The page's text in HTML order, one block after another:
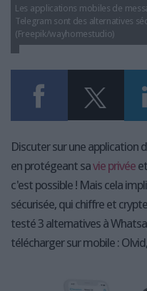
NOS OFFRES D'ABONNEMENTS
Les applications mobiles de
Telegram sont des alternatives
(Freepik/wayhomestudio)
Discuter sur une application
en protégeant savie privée
c'est possible ! Mais cela
sécurisée, qui chiffre et
testé 3 alternatives à
télécharger sur mobile :